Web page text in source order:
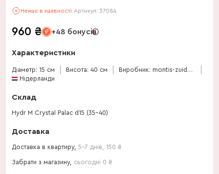
Немає в наявності Артикул: 37084
960 ₴ +48 бонусів
Характеристики
Діаметр: 15 см Висота: 40 см
Виробник: montis-zuidplas-bv
Нідерланди
Склад
Hydr M Crystal Palac d15 (35-40)
Доставка
Доставка в квартиру, 5-7 днів 150 ₴
Забрати з магазину, сьогодні 0 ₴